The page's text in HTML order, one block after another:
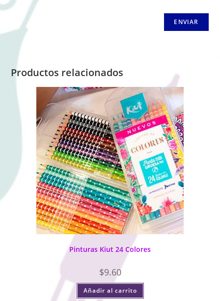
Productos relacionados
Pinturas Kiut 24 Colores
$9.60
Añadir al carrito